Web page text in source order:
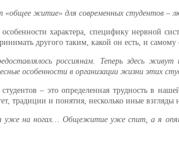
житие» для современных студентов –
особенности характера, специфику нервной
другого таким, какой он есть, и самому
россиянам. Теперь здесь
особенности в организации жизни этих
– это определенная трудность в
традиции и понятия, несколько иные
на ногах… Общежитие уже спит, а я